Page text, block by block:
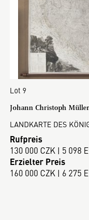
Lot 9
Johann Christoph Müller
LANDKARTE DES
Rufpreis
130 000 CZK | 5 098
Erzielter Preis
160 000 CZK | 6 275